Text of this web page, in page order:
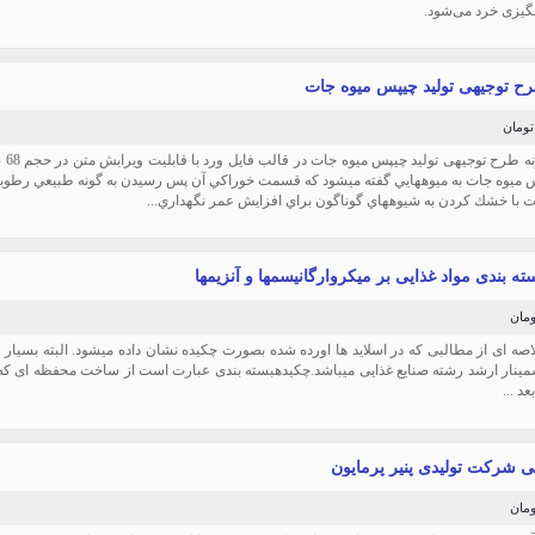
خرد می‌شود.
توجیهی تولید چیپس میوه جات
ميوه جات به ميوه‏هايي گفته ميشود كه قسمت خوراكي آن پس رسيدن به گونه طبيعي
با خشك كردن به شيوه‏هاي گوناگون براي افزايش عمر نگهداري...
بندی مواد غذایی بر میکروارگانیسمها و آنزیمها
ای از مطالبی که در اسلاید ها اورده شده بصورت چکیده نشان داده میشود. البته بسیار
ارشد رشته صنایع غذایی میباشد.چکیدهبسته بندی عبارت است از ساخت محفظه ای
...
شرکت تولیدی پنیر پرمایون